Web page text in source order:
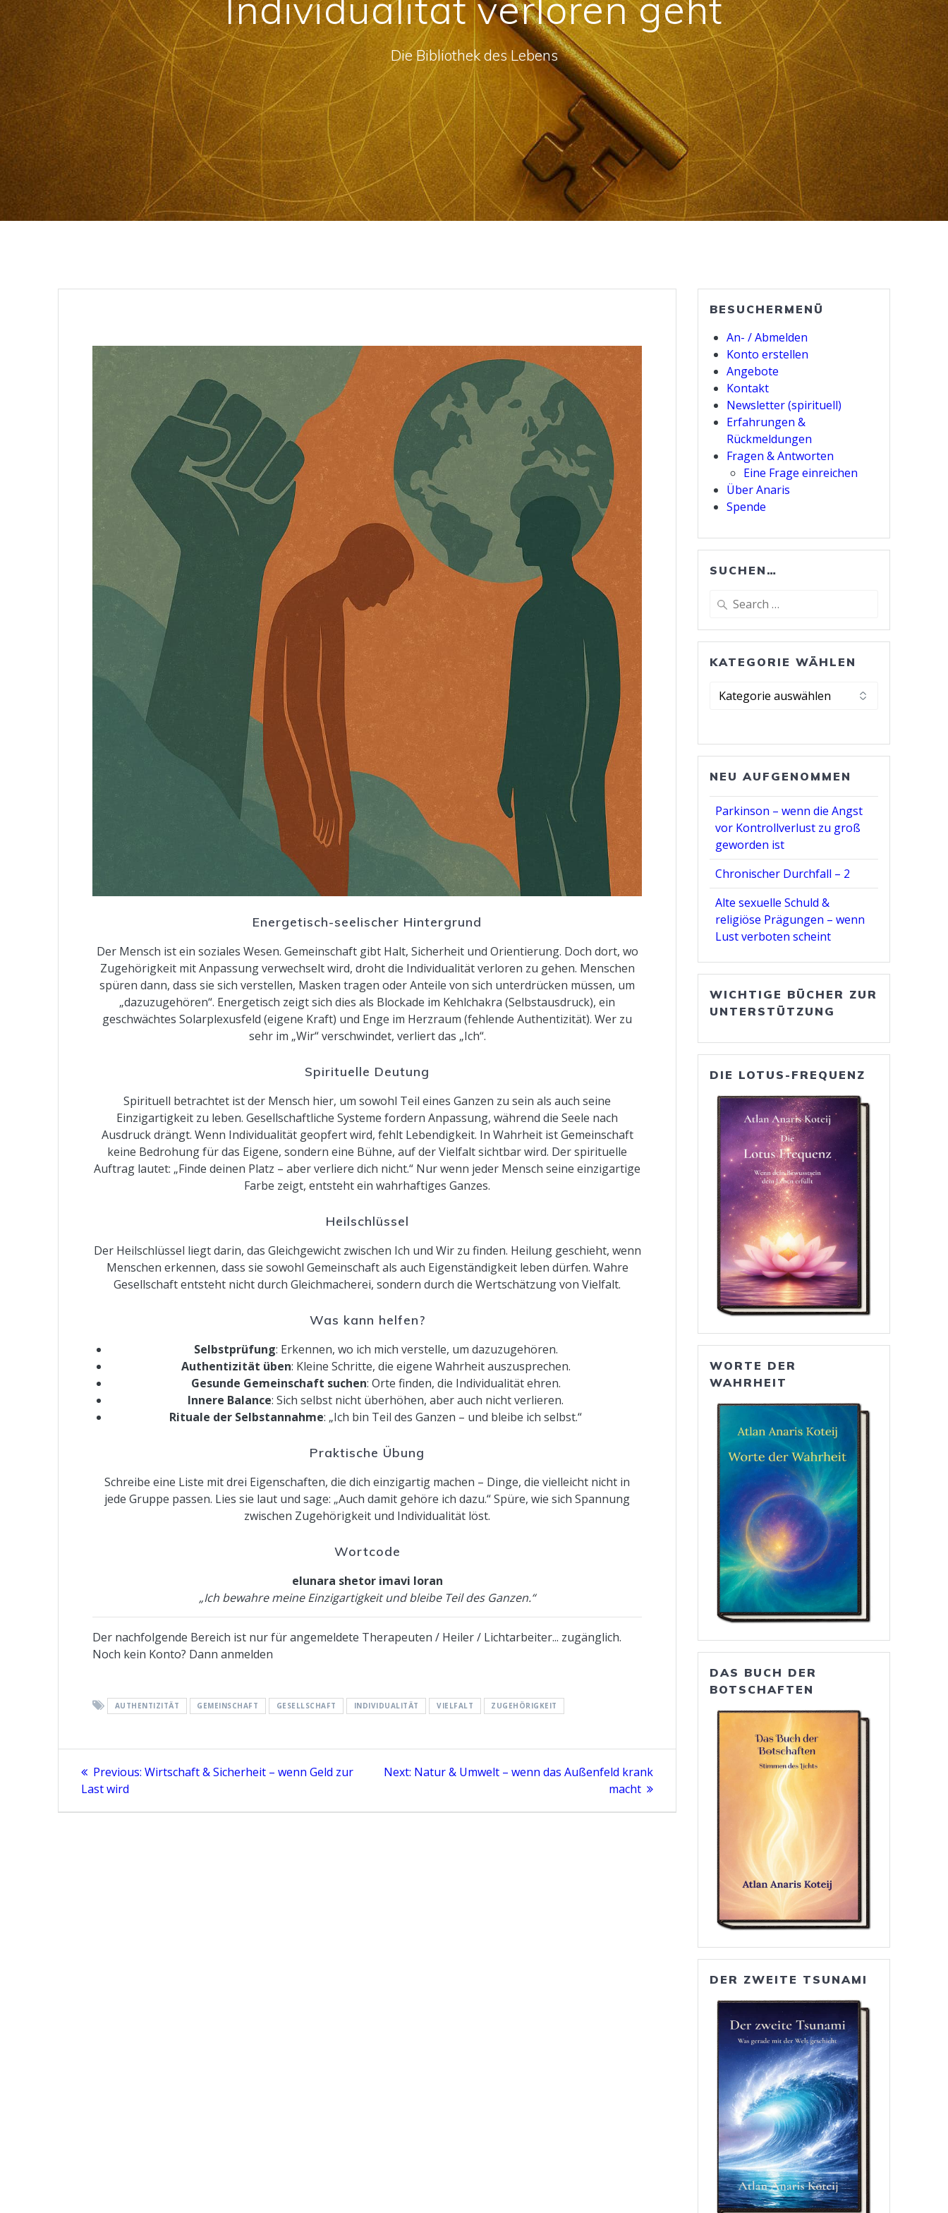
Die Bibliothek des Lebens
Energetisch-seelischer Hintergrund
Der Mensch ist ein soziales Wesen. Gemeinschaft gibt Halt, Sicherheit und Orientierung. Doch dort, wo
Zugehörigkeit mit Anpassung verwechselt wird, droht die Individualität verloren zu gehen. Menschen
spüren dann, dass sie sich verstellen, Masken tragen oder Anteile von sich unterdrücken müssen, um
„dazuzugehören“. Energetisch zeigt sich dies als Blockade im Kehlchakra (Selbstausdruck), ein
geschwächtes Solarplexusfeld (eigene Kraft) und Enge im Herzraum (fehlende Authentizität). Wer zu
sehr im „Wir“ verschwindet, verliert das „Ich“.
Spirituelle Deutung
Spirituell betrachtet ist der Mensch hier, um sowohl Teil eines Ganzen zu sein als auch seine
Einzigartigkeit zu leben. Gesellschaftliche Systeme fordern Anpassung, während die Seele nach
Ausdruck drängt. Wenn Individualität geopfert wird, fehlt Lebendigkeit. In Wahrheit ist Gemeinschaft
keine Bedrohung für das Eigene, sondern eine Bühne, auf der Vielfalt sichtbar wird. Der spirituelle
Auftrag lautet: „Finde deinen Platz – aber verliere dich nicht.“ Nur wenn jeder Mensch seine einzigartige
Farbe zeigt, entsteht ein wahrhaftiges Ganzes.
Heilschlüssel
Der Heilschlüssel liegt darin, das Gleichgewicht zwischen Ich und Wir zu finden. Heilung geschieht, wenn
Menschen erkennen, dass sie sowohl Gemeinschaft als auch Eigenständigkeit leben dürfen. Wahre
Gesellschaft entsteht nicht durch Gleichmacherei, sondern durch die Wertschätzung von Vielfalt.
Was kann helfen?
Selbstprüfung: Erkennen, wo ich mich verstelle, um dazuzugehören.
Authentizität üben: Kleine Schritte, die eigene Wahrheit auszusprechen.
Gesunde Gemeinschaft suchen: Orte finden, die Individualität ehren.
Innere Balance: Sich selbst nicht überhöhen, aber auch nicht verlieren.
Rituale der Selbstannahme: „Ich bin Teil des Ganzen – und bleibe ich selbst.“
Praktische Übung
Schreibe eine Liste mit drei Eigenschaften, die dich einzigartig machen – Dinge, die vielleicht nicht in
jede Gruppe passen. Lies sie laut und sage: „Auch damit gehöre ich dazu.“ Spüre, wie sich Spannung
zwischen Zugehörigkeit und Individualität löst.
Wortcode
elunara shetor imavi loran
„Ich bewahre meine Einzigartigkeit und bleibe Teil des Ganzen.“
Der nachfolgende Bereich ist nur für angemeldete Therapeuten / Heiler / Lichtarbeiter... zugänglich.
Noch kein Konto? Dann anmelden
AUTHENTIZITÄT GEMEINSCHAFT GESELLSCHAFT INDIVIDUALITÄT VIELFALT ZUGEHÖRIGKEIT
Beitragsnavigation
Previous: Previous
Wirtschaft & Sicherheit – wenn Geld zur
Last wird
Next: Next
Natur & Umwelt – wenn das Außenfeld krank
macht
BESUCHERMENÜ
An- / Abmelden
Konto erstellen
Angebote
Kontakt
Newsletter (spirituell)
Erfahrungen &
Rückmeldungen
Fragen & Antworten
Eine Frage einreichen
Über Anaris
Spende
SUCHEN…
Search
KATEGORIE WÄHLEN
Kategorie
NEU AUFGENOMMEN
Parkinson – wenn die Angst
vor Kontrollverlust zu groß
geworden ist
Chronischer Durchfall – 2
Alte sexuelle Schuld &
religiöse Prägungen – wenn
Lust verboten scheint
WICHTIGE BÜCHER ZUR
UNTERSTÜTZUNG
DIE LOTUS-FREQUENZ
WORTE DER
WAHRHEIT
DAS BUCH DER
BOTSCHAFTEN
DER ZWEITE TSUNAMI